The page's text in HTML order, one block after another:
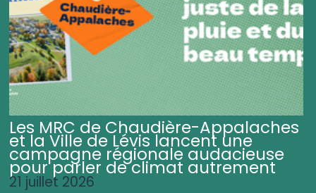
Les MRC de Chaudière-Appalaches
et la Ville de Lévis lancent une
campagne régionale audacieuse
pour parler de climat autrement
21 juillet 2026